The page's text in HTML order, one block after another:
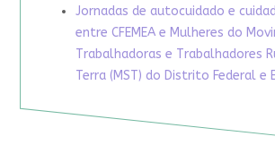
Jornadas de autocuidado e
entre CFEMEA e Mulheres do
Trabalhadoras e Trabalhadores
Terra (MST) do Distrito Federal e